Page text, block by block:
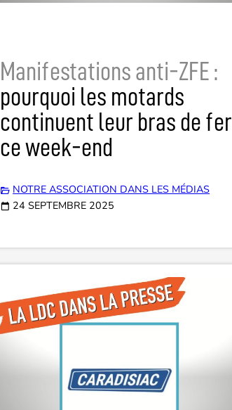
Manifestations anti-ZFE :
pourquoi les motards
continuent leur bras de fer
ce week-end
NOTRE ASSOCIATION DANS LES MÉDIAS
24 SEPTEMBRE 2025